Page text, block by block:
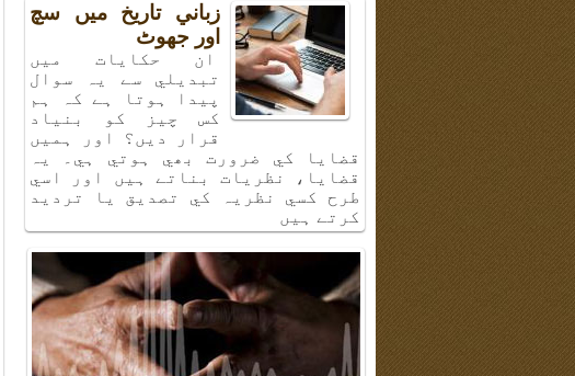
زباني تاريخ ميں سچ
اور جھوٹ
ان حكايات ميں
تبديلي سے يہ سوال
پيدا ہوتا ہے كہ ہم
كس چيز كو بنياد
قرار ديں؟ اور ہميں
قضايا كي ضرورت بھي ہوتي ہي۔ يہ
قضايا، نظريات بناتے ہيں اور اسي
طرح كسي نظريہ كي تصديق يا ترديد
كرتے ہيں